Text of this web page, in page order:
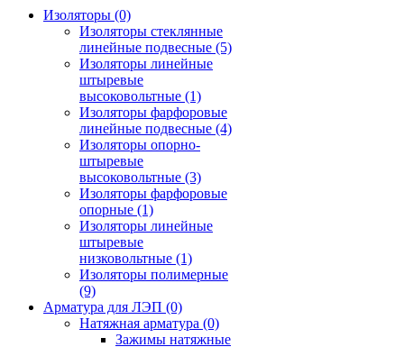
Изоляторы (0)
Изоляторы стеклянные
линейные подвесные (5)
Изоляторы линейные
штыревые
высоковольтные (1)
Изоляторы фарфоровые
линейные подвесные (4)
Изоляторы опорно-
штыревые
высоковольтные (3)
Изоляторы фарфоровые
опорные (1)
Изоляторы линейные
штыревые
низковольтные (1)
Изоляторы полимерные
(9)
Арматура для ЛЭП (0)
Натяжная арматура (0)
Зажимы натяжные